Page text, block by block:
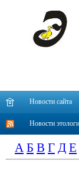
Новости сайта
Новости
А Б В Г Д Е